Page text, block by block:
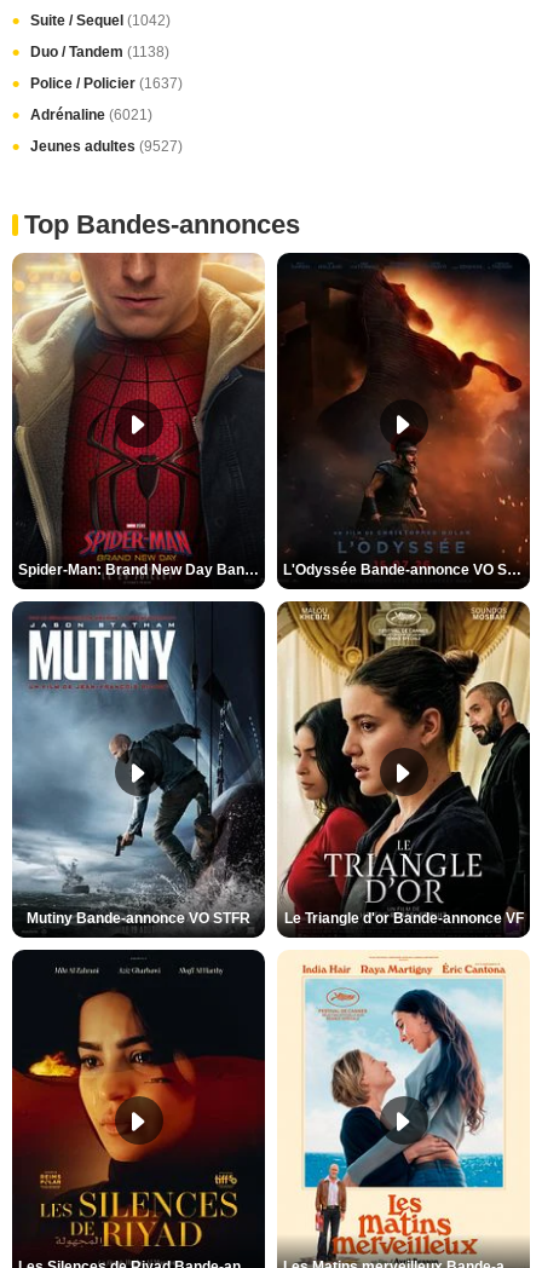
Suite / Sequel (1042)
Duo / Tandem (1138)
Police / Policier (1637)
Adrénaline (6021)
Jeunes adultes (9527)
Top Bandes-annonces
Spider-Man: Brand New Day Bande-annonce VO STFR L'Odyssée Bande-annonce VO STFR
Mutiny Bande-annonce VO STFR Le Triangle d'or Bande-annonce VF